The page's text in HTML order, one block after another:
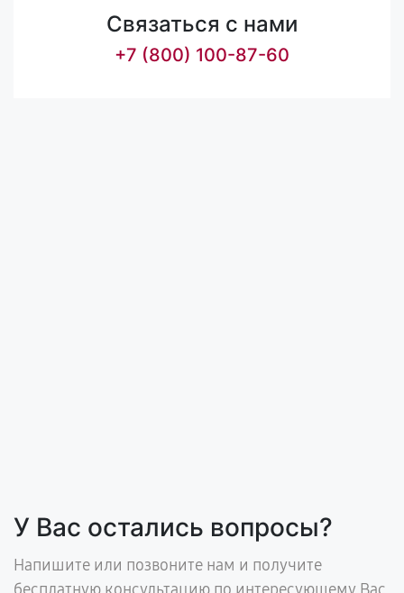
Связаться с нами
+7 (800) 100-87-60
У Вас остались вопросы?
Напишите или позвоните нам и получите